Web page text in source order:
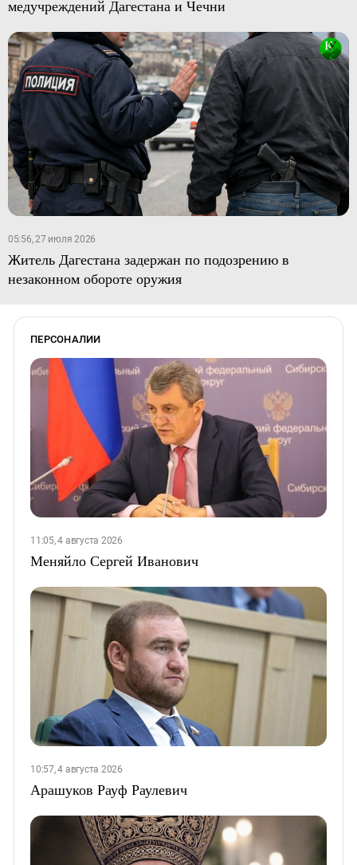
медучреждений Дагестана и Чечни
05:56, 27 июля 2026
Житель Дагестана задержан по подозрению в
незаконном обороте оружия
ПЕРСОНАЛИИ
11:05, 4 августа 2026
Меняйло Сергей Иванович
10:57, 4 августа 2026
Арашуков Рауф Раулевич